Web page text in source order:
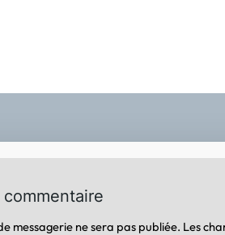
messagerie ne sera pas publiée. Les